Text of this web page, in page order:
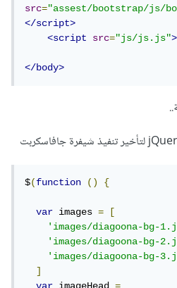
src="assest/bootstrap/js/
</script>
<script
src="js/js.js"
</body>
$(function () {
var images =
[
'images/diagoona-bg-
'images/diagoona-bg-
'images/diagoona-bg-
]
var imageHead =